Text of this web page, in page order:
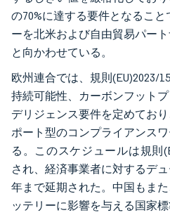
の70%に達する要件となるこ
ーを北米および自由貿易パー
と向かわせている。
欧州連合では、規則(EU)2023/
持続可能性、カーボンフット
デリジェンス要件を定めてお
ポート型のコンプライアンス
る。このスケジュールは規則
され、経済事業者に対するデ
年まで延期された。中国もま
ッテリーに影響を与える国家